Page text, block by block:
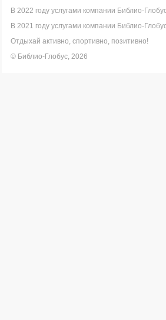
В 2022 году услугами компании Библио-
В 2021 году услугами компании Библио-
Отдыхай активно, спортивно, позитивно!
© Библио-Глобус, 2026